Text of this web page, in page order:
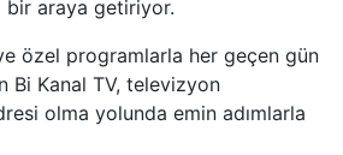
bir araya getiriyor.
özel programlarla her geçen gün
Bi Kanal TV, televizyon
olma yolunda emin adımlarla